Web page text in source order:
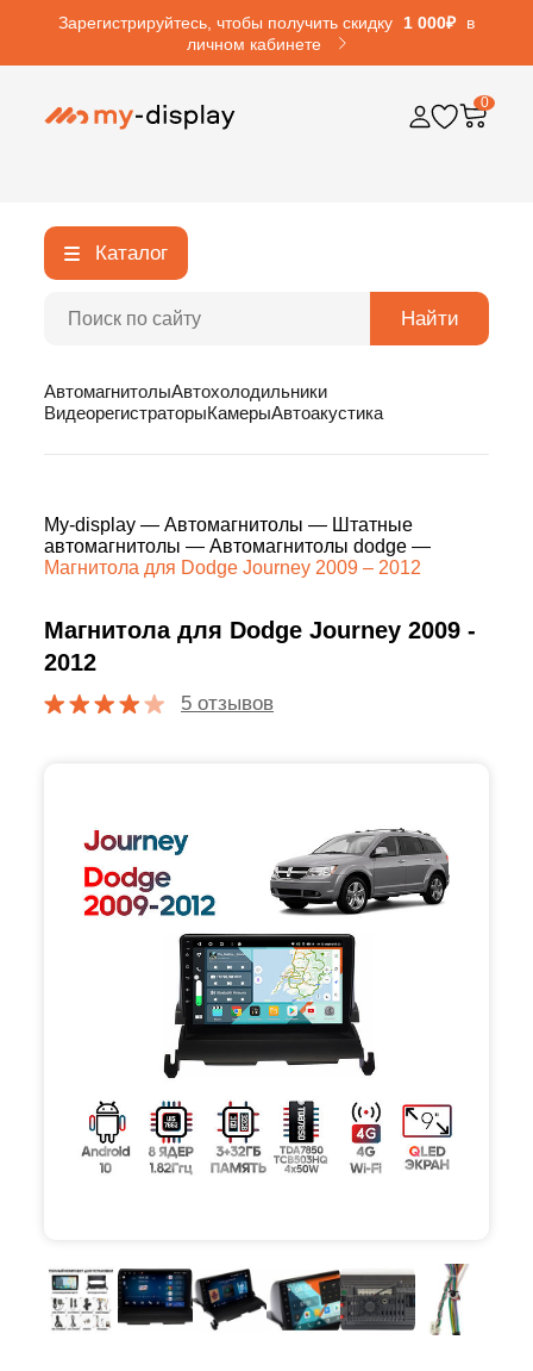
Зарегистрируйтесь, чтобы получить скидку 1 000₽
в
личном кабинете
0
Каталог
Найти
АвтомагнитолыАвтохолодильники
ВидеорегистраторыКамерыАвтоакустика
My-display — Автомагнитолы — Штатные
автомагнитолы — Автомагнитолы dodge —
Магнитола для Dodge Journey 2009 – 2012
Магнитола для Dodge Journey 2009 -
2012
5 отзывов